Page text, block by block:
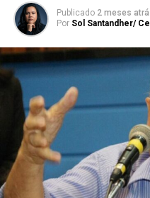
Publicado 2 meses
Por Sol Santandher/